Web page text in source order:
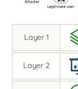
Layer 1
Layer 2